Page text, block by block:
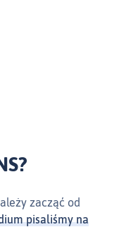
zacząć od
pisaliśmy na